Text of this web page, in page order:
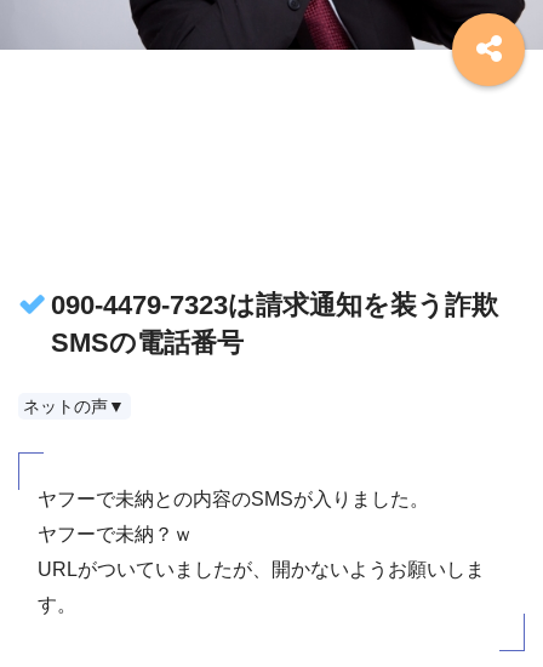
090-4479-7323は請求通知を装う詐欺
SMSの電話番号
ネットの声▼
ヤフーで未納との内容のSMSが入りました。
ヤフーで未納？ｗ
URLがついていましたが、開かないようお願いしま
す。